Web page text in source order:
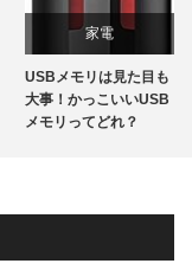
家電
USBメモリは見た目も
大事！かっこいいUSB
メモリってどれ？